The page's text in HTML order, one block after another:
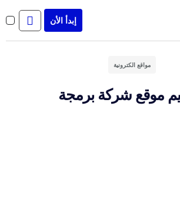
إبدأ الأن
مواقع الكترونية
موقع شركة برمجة